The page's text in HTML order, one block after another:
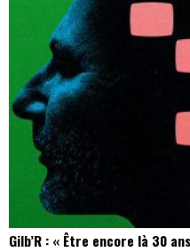
Gilb’R : « Être encore là 30